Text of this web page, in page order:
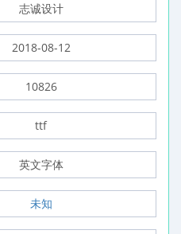
志诚设计
2018-08-12
10826
ttf
英文字体
未知